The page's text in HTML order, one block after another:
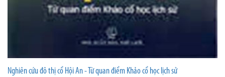
Nghiên cứu đô thị cổ Hội An - Từ quan điểm Khảo cổ học lịch sử